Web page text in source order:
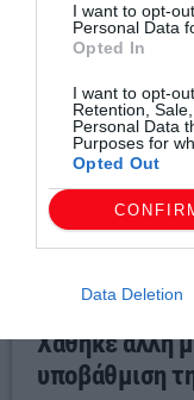
I want to opt-
Personal Data
Opted In
I want to opt-
Retention,
Personal Data
Purposes for
Opted Out
Data Deletion
Ντίνος
Χάθηκε άλλη
υποβάθμιση